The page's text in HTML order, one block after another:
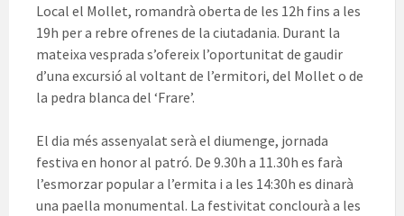
Local el Mollet, romandrà oberta de les 12h fins a les
19h per a rebre ofrenes de la ciutadania. Durant la
mateixa vesprada s’ofereix l’oportunitat de gaudir
d’una excursió al voltant de l’ermitori, del Mollet o de
la pedra blanca del ‘Frare’.
El dia més assenyalat serà el diumenge, jornada
festiva en honor al patró. De 9.30h a 11.30h es farà
l’esmorzar popular a l’ermita i a les 14:30h es dinarà
una paella monumental. La festivitat conclourà a les